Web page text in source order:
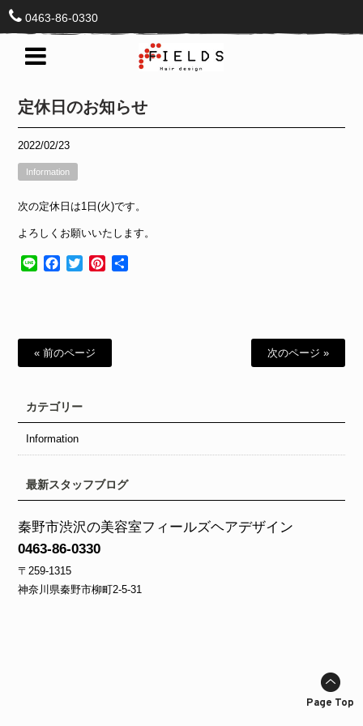
0463-86-0330
定休日のお知らせ
2022/02/23
Information
次の定休日は1日(火)です。
よろしくお願いいたします。
Line Facebook
TwitterPinterest
« 前のページ 次のページ »
カテゴリー
Information
最新スタッフブログ
秦野市渋沢の美容室フィールズヘアデザイン
0463-86-0330
〒259-1315
神奈川県秦野市柳町2‐5‐31
Page Top